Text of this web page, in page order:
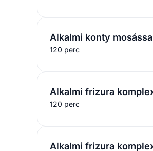
Alkalmi konty
120 perc
Alkalmi frizura
120 perc
Alkalmi frizura